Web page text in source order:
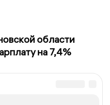
области
на 7,4%